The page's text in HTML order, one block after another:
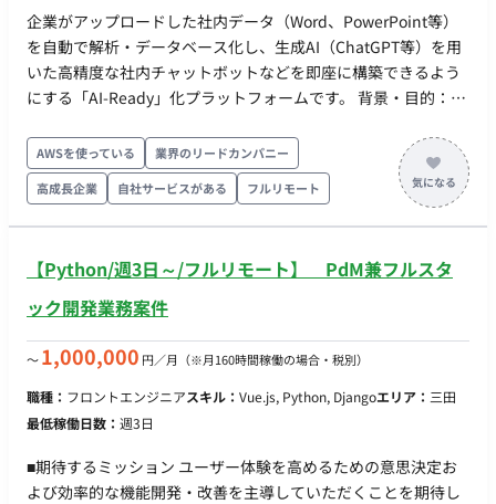
企業がアップロードした社内データ（Word、PowerPoint等）
を自動で解析・データベース化し、生成AI（ChatGPT等）を用
いた高精度な社内チャットボットなどを即座に構築できるよう
にする「AI-Ready」化プラットフォームです。 背景・目的：現
エンタープライズ（大手企業）の顧客より「自社が契約してい
るAzureやAWS環境にシステムを移植して利用したい」という
ニーズが急増しています。 これに応えるため、顧客環境
（AWS/Azure/GCP等）へ迅速かつ確実に展開できる、マルチク
・現行の全インフラリソースのTerraform化。 ・顧客のAzure・
GCP環境へ一括デプロイできる仕組みの構築。 ・顧客側AWS環
AWSを使っている
業界のリードカンパニー
高成長企業
自社サービスがある フルリモート
【Python/週3日～/フルリモート】 PdM兼フルスタ
ック開発業務案件
〜1,000,000 円／月 （※月160時間稼働の場合・税別）
職種： フロントエンジニアスキル： Vue.js, Python, Djangoエリア： 三田
最低稼働日数： 週3日
■期待するミッション ユーザー体験を高めるための意思決定お
よび効率的な機能開発・改善を主導していただくことを期待し